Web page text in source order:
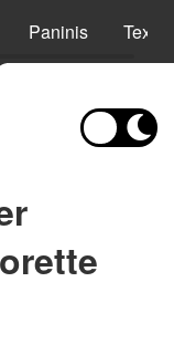
Paninis Tex